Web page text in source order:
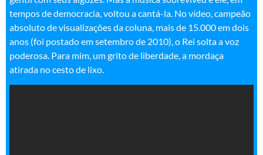
tempos de democracia, voltou a cantá-la. No vídeo, campeão
absoluto de visualizações da coluna, mais de 15.000 em dois
anos (foi postado em setembro de 2010), o Rei solta a voz
poderosa. Para mim, um grito de liberdade, a mordaça
atirada no cesto de lixo.